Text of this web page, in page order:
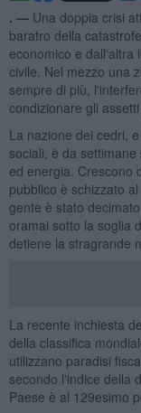
. — Una doppia crisi
baratro della
economico e dall'altra
civile. Nel mezzo una
sempre di più,
condizionare gli
La nazione dei cedri,
sociali, è da
ed energia. Crescono
pubblico è schizzato
gente è stato
oramai sotto la soglia
detiene la stragrande
La recente inchiesta
della classifica
utilizzano paradisi
secondo l'indice della
Paese è al 129esimo